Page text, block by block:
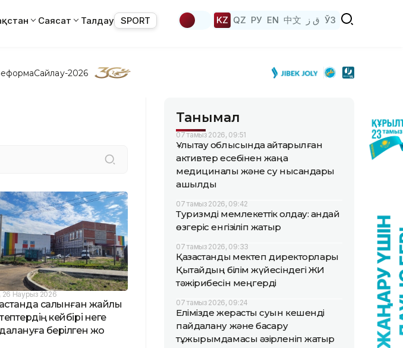
Саясат Талдау SPORT KZ QZ РУ EN 中文 ق ز ЎЗ
Сайлау-2026
26 Наурыз 2026
салынған жайлы
кейбірі неге
берілген жоқ
Танымал
07 тамыз 2026, 09:51
Ұлытау облысында қайтарылған
активтер есебінен жаңа
медициналық және су нысандары
ашылды
07 тамыз 2026, 09:42
Туризмді мемлекеттік қолдау: қандай
өзгеріс енгізіліп жатыр
07 тамыз 2026, 09:33
Қазақстандық мектеп директорлары
Қытайдың білім жүйесіндегі ЖИ
тәжірибесін меңгерді
07 тамыз 2026, 09:24
Елімізде жерасты суын кешенді
пайдалану және басқару
тұжырымдамасы әзірленіп жатыр